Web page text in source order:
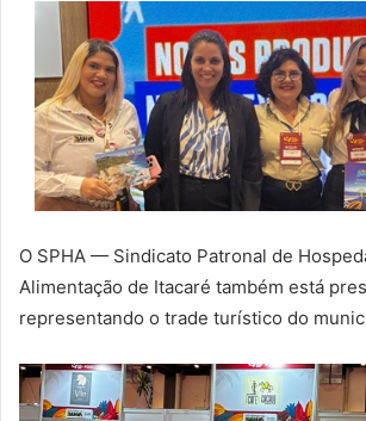
O SPHA — Sindicato Patronal de
Alimentação de Itacaré também está
representando o trade turístico do